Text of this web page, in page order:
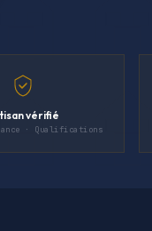
vérifié
· Qualifications